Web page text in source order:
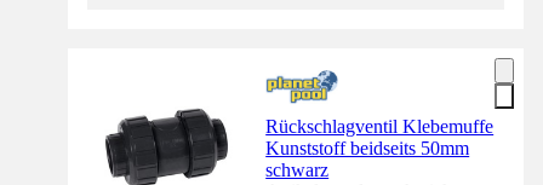
Rückschlagventil Klebemuffe
Kunststoff beidseits 50mm
schwarz